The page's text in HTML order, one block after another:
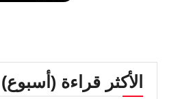
الأكثر قراءة (أسبوع)